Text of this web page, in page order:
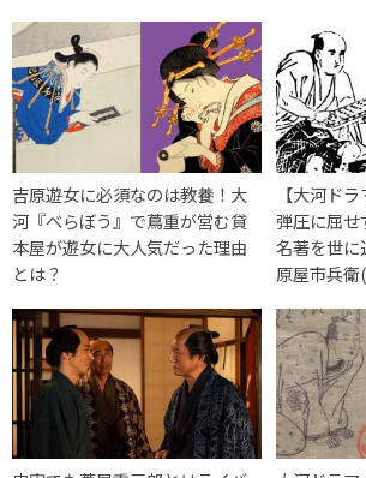
吉原遊女に必須なのは教養！大
河『べらぼう』で蔦重が営む貸
本屋が遊女に大人気だった理由
とは？
【大河ド
弾圧に屈
名著を世
原屋市兵